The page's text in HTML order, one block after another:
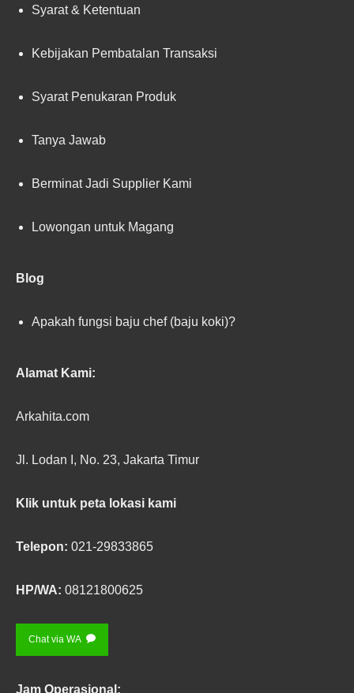
Syarat & Ketentuan
Kebijakan Pembatalan Transaksi
Syarat Penukaran Produk
Tanya Jawab
Berminat Jadi Supplier Kami
Lowongan untuk Magang
Blog
Apakah fungsi baju chef (baju koki)?
Alamat Kami:
Arkahita.com
Jl. Lodan I, No. 23, Jakarta Timur
Klik untuk peta lokasi kami
Telepon: 021-29833865
HP/WA: 08121800625
Chat via WA
Jam Operasional: